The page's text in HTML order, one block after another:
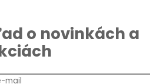
o novinkách a